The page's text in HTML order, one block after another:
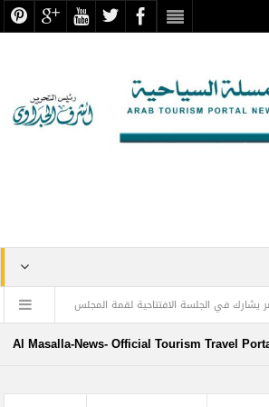
في الجلسة الافتتاحية لقمة المجلس
Al Masalla-News- Official Tourism Travel